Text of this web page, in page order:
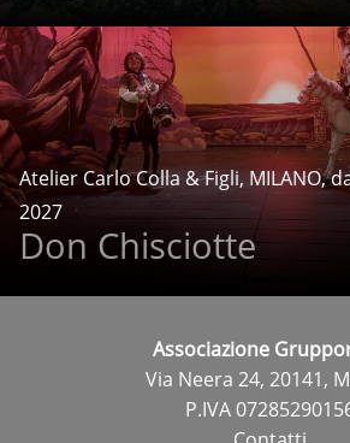
Atelier Carlo Colla & Figli, MILANO,
2027
Don Chisciotte
Associazione
Via Neera 24, 20141,
P.IVA